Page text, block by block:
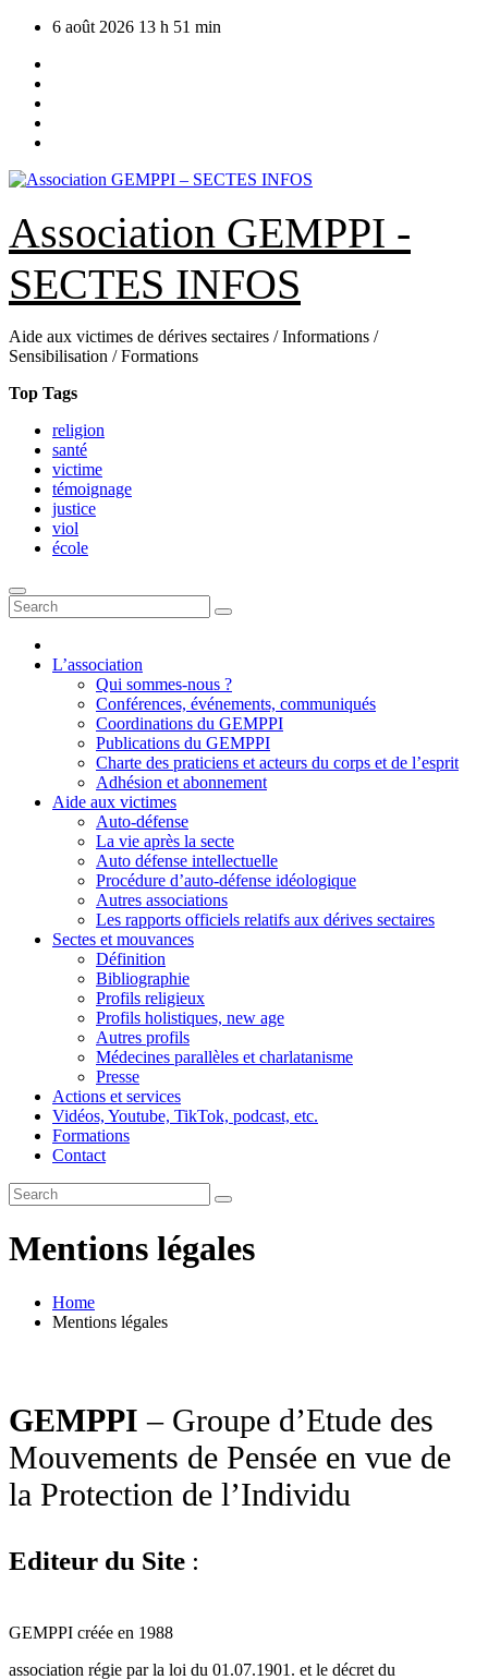
Skip
content
6 août 2026 13 h 51 min
Association GEMPPI -
SECTES INFOS
Aide aux victimes de dérives sectaires / Informations /
Sensibilisation / Formations
Top Tags
religion
santé
victime
témoignage
justice
viol
école
L’association
Qui sommes-nous ?
Conférences, événements, communiqués
Coordinations du GEMPPI
Publications du GEMPPI
Charte des praticiens et acteurs du corps et de l’esprit
Adhésion et abonnement
Aide aux victimes
Auto-défense
La vie après la secte
Auto défense intellectuelle
Procédure d’auto-défense idéologique
Autres associations
Les rapports officiels relatifs aux dérives sectaires
Sectes et mouvances
Définition
Bibliographie
Profils religieux
Profils holistiques, new age
Autres profils
Médecines parallèles et charlatanisme
Presse
Actions et services
Vidéos, Youtube, TikTok, podcast, etc.
Formations
Contact
Mentions légales
Home
Mentions légales
GEMPPI – Groupe d’Etude des
Mouvements de Pensée en vue de
la Protection de l’Individu
Editeur du Site :
GEMPPI créée en 1988
association régie par la loi du 01.07.1901. et le décret du